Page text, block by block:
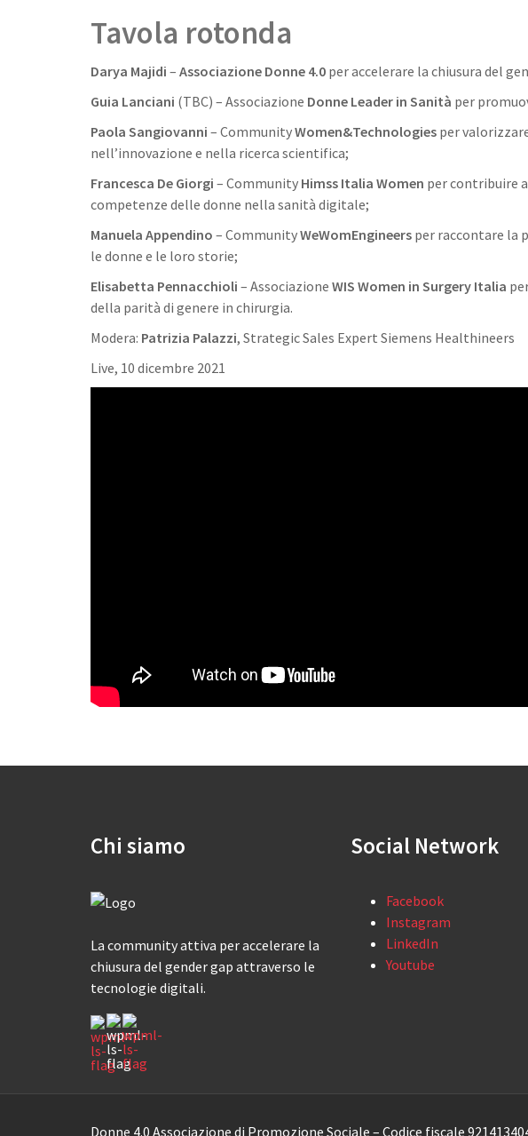
Tavola rotonda
Darya Majidi – Associazione Donne 4.0 per accelerare la chiusura del
Guia Lanciani (TBC) – Associazione Donne Leader in Sanità per
Paola Sangiovanni – CommunityWomen&Technologies per
nell’innovazione e nella ricerca scientifica;
Francesca De Giorgi – Community Himss Italia Women per contribuire
competenze delle donne nella sanità digitale;
Manuela Appendino – CommunityWeWomEngineers per raccontare la
le donne e le loro storie;
Elisabetta Pennacchioli – Associazione WIS Women in Surgery Italia
della parità di genere in chirurgia.
Modera: Patrizia Palazzi, Strategic Sales Expert Siemens Healthineers
Live, 10 dicembre 2021
Chi siamo
La community attiva per accelerare la
chiusura del gender gap attraverso le
tecnologie digitali.
Social Network
Facebook
Instagram
LinkedIn
Youtube
Donne 4.0 Associazione di Promozione Sociale – Codice fiscale